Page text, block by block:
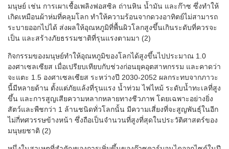
มนุษย์ เช่น การเผาเชื้อเพลิงฟอสซิล ถ่านหิน น้ำมัน และก๊าซ ซึ่งทำให้
เกิดเหมือนผ้าห่มที่คลุมโลก ทำให้ความร้อนจากดวงอาทิตย์ไม่สามารถ
ระบายออกไปได้ ส่งผลให้อุณหภูมิที่พื้นผิวโลกสูงขึ้นเกินระดับที่ควรจะ
เป็น และสร้างภัยธรรมชาติที่รุนแรงตามมา (2)
กิจกรรมของมนุษย์ทำให้อุณหภูมิของโลกได้สูงขึ้นไปประมาณ 1.0
องศาเซลเซียส เมื่อเปรียบเทียบกับช่วงก่อนยุคอุตสาหกรรม และคาดว่า
จะแตะ 1.5 องศาเซลเซียส ระหว่างปี 2030-2052 ผลกระทบจากภาวะ
นี้มีหลายด้าน ตั้งแต่ภัยแล้งที่รุนแรง น้ำท่วม ไฟไหม้ ระดับน้ำทะเลที่สูง
ขึ้น และการสูญเสียความหลากหลายทางชีวภาพ โดยเฉพาะอย่างยิ่ง
สัตว์และพืชกว่า 1 ล้านชนิดทั่วโลกนั้น มีความเสี่ยงที่จะสูญพันธุ์ในอีก
ไม่กี่ทศวรรษข้างหน้า ซึ่งถือเป็นจำนวนที่สูงที่สุดในประวัติศาสตร์ของ
มนุษยชาติ (2)